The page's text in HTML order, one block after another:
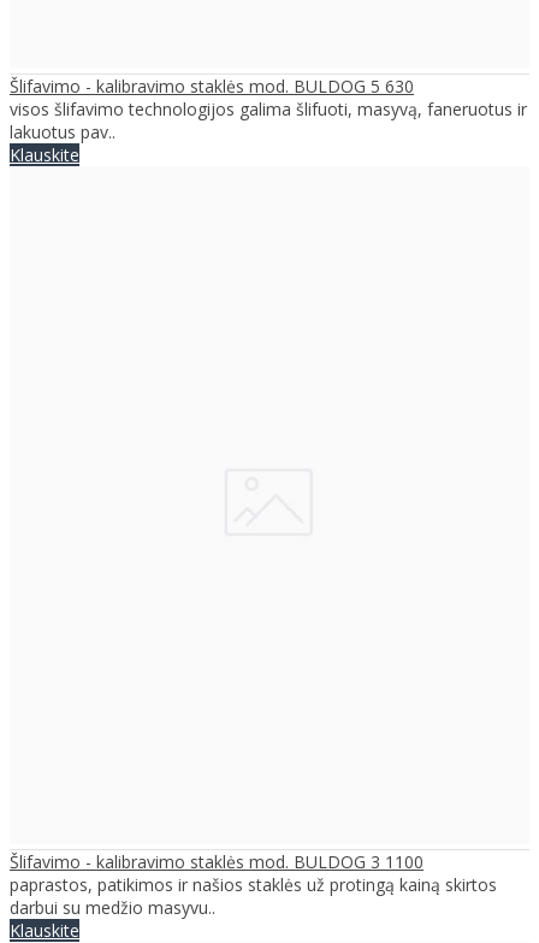
Šlifavimo - kalibravimo staklės mod. BULDOG 5 630
visos šlifavimo technologijos galima šlifuoti, masyvą, faneruotus ir
lakuotus pav..
Klauskite
Šlifavimo - kalibravimo staklės mod. BULDOG 3 1100
paprastos, patikimos ir našios staklės už protingą kainą skirtos
darbui su medžio masyvu..
Klauskite